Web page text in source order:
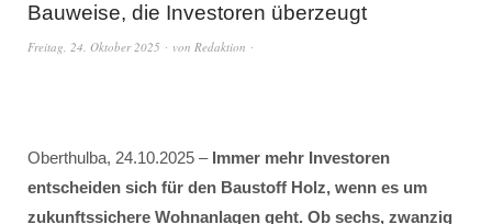
Bauweise, die Investoren überzeugt
Freitag, 24. Oktober 2025 von Redaktion
Oberthulba, 24.10.2025 – Immer mehr Investoren
entscheiden sich für den Baustoff Holz, wenn es um
zukunftssichere Wohnanlagen geht. Ob sechs, zwanzig